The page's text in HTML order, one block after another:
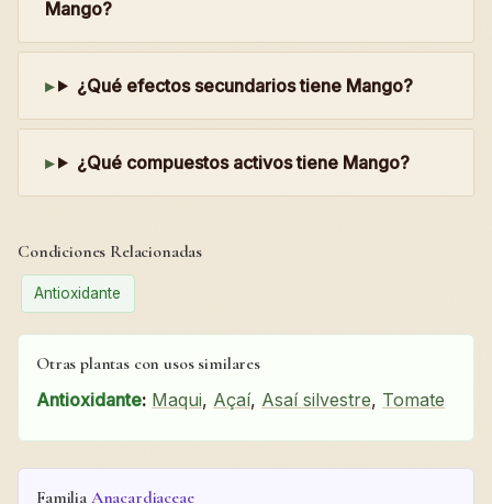
Mango?
¿Qué efectos secundarios tiene Mango?
¿Qué compuestos activos tiene Mango?
Condiciones Relacionadas
Antioxidante
Otras plantas con usos similares
Antioxidante: Maqui, Açaí, Asaí silvestre, Tomate
Familia Anacardiaceae